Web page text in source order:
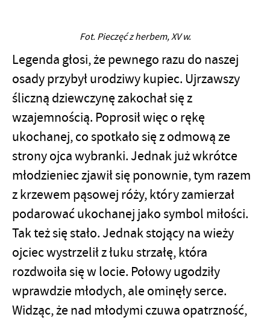
Fot. Pieczęć z herbem, XV w.
Legenda głosi, że pewnego razu do naszej
osady przybył urodziwy kupiec. Ujrzawszy
śliczną dziewczynę zakochał się z
wzajemnością. Poprosił więc o rękę
ukochanej, co spotkało się z odmową ze
strony ojca wybranki. Jednak już wkrótce
młodzieniec zjawił się ponownie, tym razem
z krzewem pąsowej róży, który zamierzał
podarować ukochanej jako symbol miłości.
Tak też się stało. Jednak stojący na wieży
ojciec wystrzelił z łuku strzałę, która
rozdwoiła się w locie. Połowy ugodziły
wprawdzie młodych, ale ominęły serce.
Widząc, że nad młodymi czuwa opatrzność,